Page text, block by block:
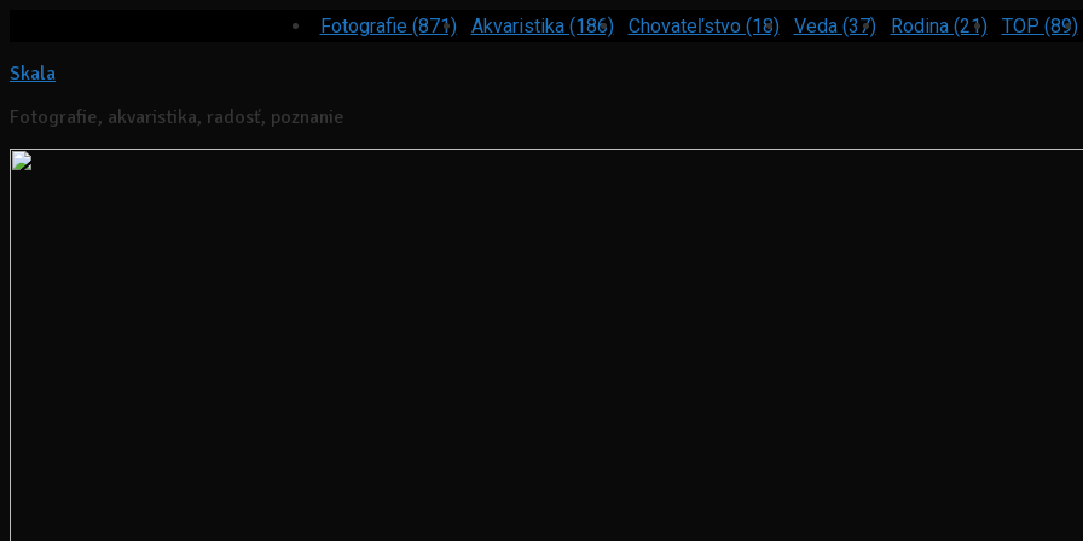
Fotografie (871) Akvaristika (186) Chovateľstvo (18) Veda (37) Rodina (21) TOP (89)
Skala
Fotografie, akvaristika, radosť, poznanie